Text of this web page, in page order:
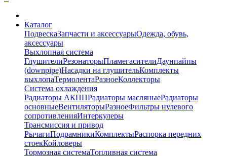
Каталог
ПодвескаЗапчасти и аксессуарыОдежда, обувь,
аксессуары
Выхлопная система
ГлушителиРезонаторыПламегасителиДаунпайпы
(downpipe)Насадки на глушительКомплекты
выхлопаТермолентаРазноеКоллекторы
Система охлаждения
Радиаторы АКППРадиаторы масляныеРадиаторы
основныеВентиляторыРазноеФильтры нулевого
сопротивленияИнтеркулеры
Трансмиссия и привод
РычагиПодрамникиКомплектыРаспорка передних
стоекКойловеры
Тормозная системаТопливная система